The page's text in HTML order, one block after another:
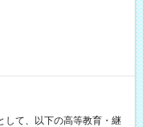
して、以下の高等教育・継